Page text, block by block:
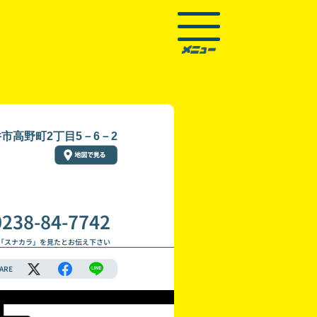
高野町2丁目5－6－2
84-7742
スナカラ」を見たとお伝え下さい